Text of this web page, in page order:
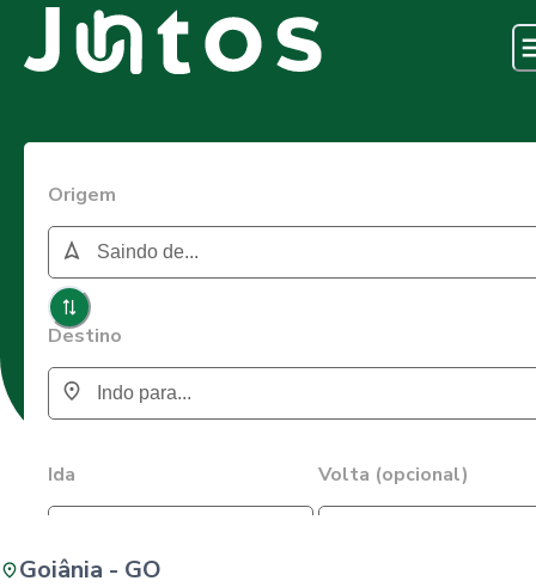
Origem
Destino
Ida Volta (opcional)
Goiânia - GO